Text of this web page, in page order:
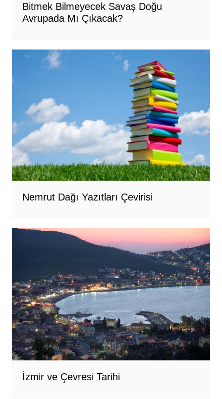
Bitmek Bilmeyecek Savaş Doğu
Avrupada Mı Çıkacak?
Nemrut Dağı Yazıtları Çevirisi
İzmir ve Çevresi Tarihi